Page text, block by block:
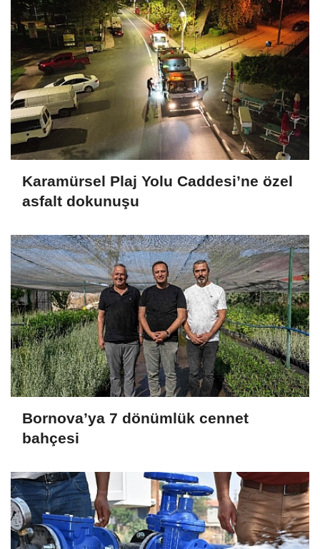
Karamürsel Plaj Yolu Caddesi’ne özel
asfalt dokunuşu
Bornova’ya 7 dönümlük cennet
bahçesi